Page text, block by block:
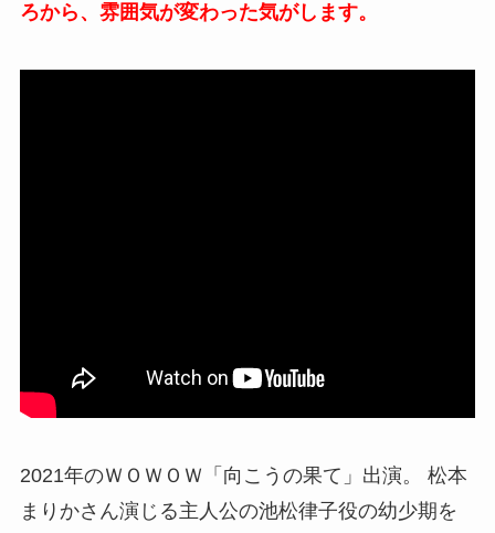
ろから、雰囲気が変わった気がします。
2021年のＷＯＷＯＷ「向こうの果て」出演。 松本
まりかさん演じる主人公の池松律子役の幼少期を